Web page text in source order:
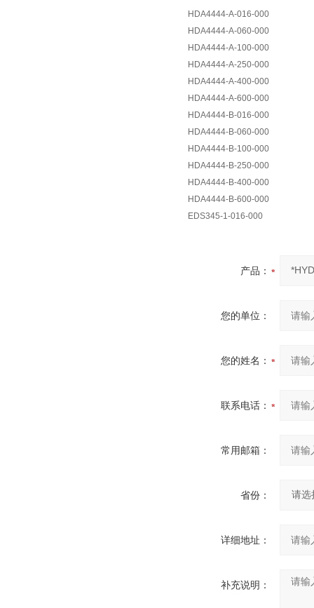
HDA4444-A-016-000
HDA4444-A-060-000
HDA4444-A-100-000
HDA4444-A-250-000
HDA4444-A-400-000
HDA4444-A-600-000
HDA4444-B-016-000
HDA4444-B-060-000
HDA4444-B-100-000
HDA4444-B-250-000
HDA4444-B-400-000
HDA4444-B-600-000
EDS345-1-016-000
产品：
您的单位：
您的姓名：
联系电话：
常用邮箱：
省份：
详细地址：
补充说明：